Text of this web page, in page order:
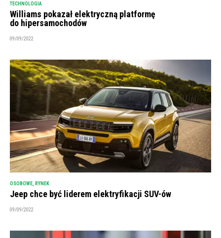
TECHNOLOGIA
Williams pokazał elektryczną platformę
do hipersamochodów
09/09/2022
OSOBOWE, RYNEK
Jeep chce być liderem elektryfikacji SUV-ów
09/09/2022